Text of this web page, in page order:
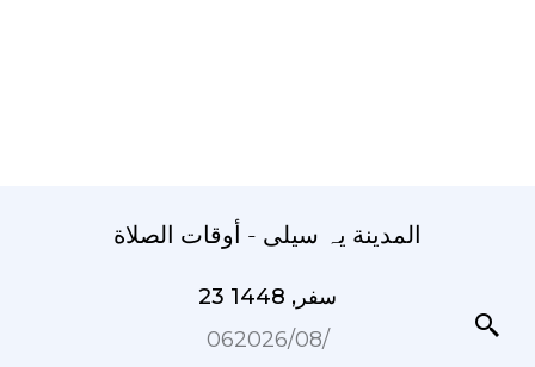
المدينة یہ سیلی - أوقات الصلاة
23 سفر, 1448
06‏/08‏/2026